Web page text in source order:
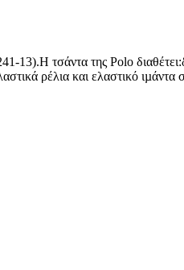
13).Η τσάντα της Polo
ρέλια και ελαστικό